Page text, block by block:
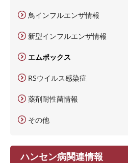
鳥インフルエンザ情報
新型インフルエンザ情報
エムポックス
RSウイルス感染症
薬剤耐性菌情報
その他
ハンセン病関連情報